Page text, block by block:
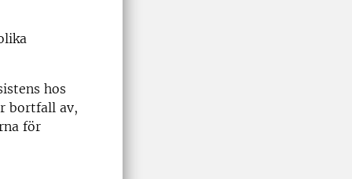
hos
bortfall av,
för